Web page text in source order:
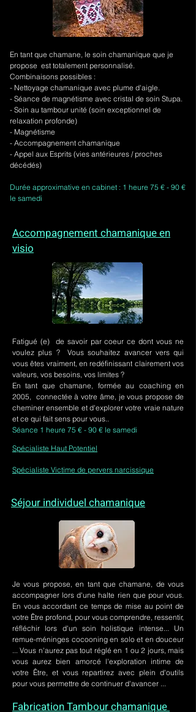
En tant que chamane, le soin chamanique que je
propose est totalement personnalisé.
Combinaisons possibles :
- Nettoyage chamanique avec plume d'aigle.
- Séance de magnétisme avec cristal de soin Stupa.
- Soin au tambour unité (soin exceptionnel de
relaxation profonde)
- Magnétisme
- Accompagnement chamanique
- Appel aux Esprits (vies antérieures / proches
décédés)
Durée approximative en cabinet : 1 heure 75 € - 90 €
le samedi
Accompagnement chamanique en
visio
Fatigué (e) de savoir par coeur ce dont vous ne
voulez plus ? Vous souhaitez avancer vers qui
vous êtes vraiment, en redéfinissant clairement vos
valeurs, vos besoins, vos limites ?
En tant que chamane, formée au coaching en
2005, connectée à votre âme, je vous propose de
cheminer ensemble et d'explorer votre vraie nature
et ce qui fait sens pour vous..
Séance 1 heure 75 € - 90 € le samedi
Spécialiste Haut Potentiel
Spécialiste Victime de pervers narcissique
Séjour individuel chamanique
Je vous propose, en tant que chamane, de vous
accompagner lors d'une halte rien que pour vous.
En vous accordant ce temps de mise au point de
votre Être profond, pour vous comprendre, ressentir,
réfléchir lors d'un soin holistique intense... Un
remue-méninges cocooning en solo et en douceur
... Vous n'aurez pas tout réglé en 1 ou 2 jours, mais
vous aurez bien amorcé l'exploration intime de
votre Être, et vous repartirez avec plein d'outils
pour vous permettre de continuer d'avancer ...
Fabrication Tambour chamanique